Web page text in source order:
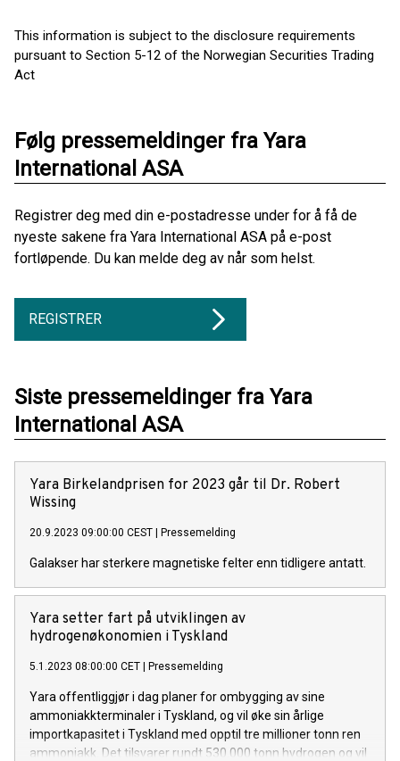
This information is subject to the disclosure requirements
pursuant to Section 5-12 of the Norwegian Securities Trading
Act
Følg pressemeldinger fra Yara
International ASA
Registrer deg med din e-postadresse under for å få de
nyeste sakene fra Yara International ASA på e-post
fortløpende. Du kan melde deg av når som helst.
REGISTRER
Siste pressemeldinger fra Yara
International ASA
Yara Birkelandprisen for 2023 går til Dr. Robert
Wissing
20.9.2023 09:00:00 CEST | Pressemelding
Galakser har sterkere magnetiske felter enn tidligere antatt.
Yara setter fart på utviklingen av
hydrogenøkonomien i Tyskland
5.1.2023 08:00:00 CET | Pressemelding
Yara offentliggjør i dag planer for ombygging av sine
ammoniakkterminaler i Tyskland, og vil øke sin årlige
importkapasitet i Tyskland med opptil tre millioner tonn ren
ammoniakk. Det tilsvarer rundt 530.000 tonn hydrogen og vil